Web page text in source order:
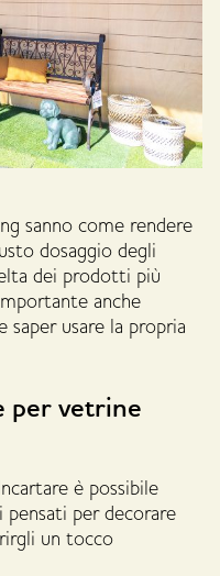
sanno come rendere
dosaggio degli
dei prodotti più
anche
saper usare la propria
per vetrine
è possibile
per decorare
un tocco